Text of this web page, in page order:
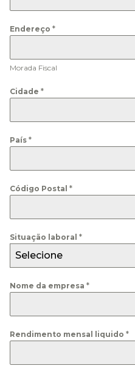
Endereço *
Morada Fiscal
Cidade *
País *
Código Postal *
Situação laboral *
Selecione
Nome da empresa *
Rendimento mensal liquido *